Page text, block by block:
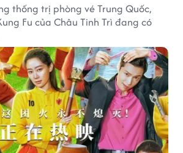
thống trị phòng vé Trung Quốc,
Fu của Châu Tinh Trì đang có